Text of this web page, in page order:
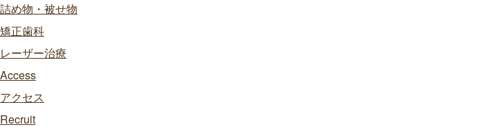
詰め物・被せ物
矯正歯科
レーザー治療
Access
アクセス
Recruit